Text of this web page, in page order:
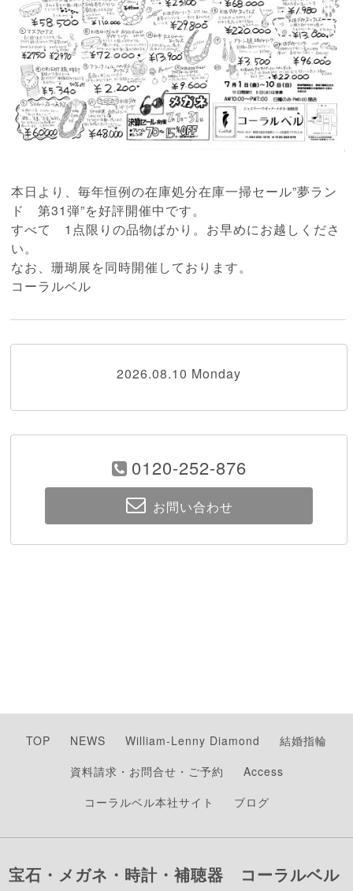
本日より、毎年恒例の在庫処分在庫一掃セール”夢ラン
ド 第31弾”を好評開催中です。
すべて 1点限りの品物ばかり。お早めにお越しくださ
い。
なお、珊瑚展を同時開催しております。
コーラルベル
2026.08.10 Monday
0120-252-876
お問い合わせ
TOP NEWS William-Lenny Diamond
結婚指輪
資料請求・お問合せ・ご予約
Access
コーラルベル本社サイト
ブログ
宝石・メガネ・時計・補聴器 コーラルベル